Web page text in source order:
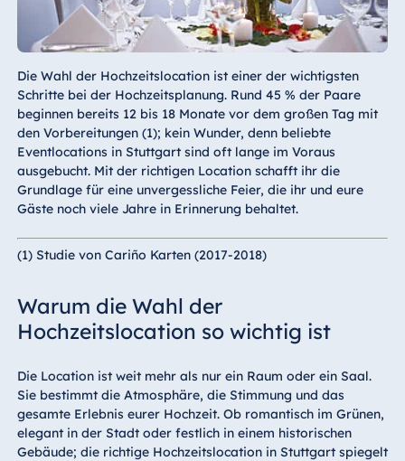
Die Wahl der Hochzeitslocation ist einer der wichtigsten
Schritte bei der Hochzeitsplanung. Rund 45 % der Paare
beginnen bereits 12 bis 18 Monate vor dem großen Tag mit
den Vorbereitungen (1); kein Wunder, denn beliebte
Eventlocations in Stuttgart sind oft lange im Voraus
ausgebucht. Mit der richtigen Location schafft ihr die
Grundlage für eine unvergessliche Feier, die ihr und eure
Gäste noch viele Jahre in Erinnerung behaltet.
(1) Studie von Cariño Karten (2017-2018)
Warum die Wahl der
Hochzeitslocation so wichtig ist
Die Location ist weit mehr als nur ein Raum oder ein Saal.
Sie bestimmt die Atmosphäre, die Stimmung und das
gesamte Erlebnis eurer Hochzeit. Ob romantisch im Grünen,
elegant in der Stadt oder festlich in einem historischen
Gebäude; die richtige Hochzeitslocation in Stuttgart spiegelt